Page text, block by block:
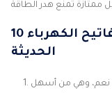
10 أسئلة شائعة حول ديكور مفاتيح الكهرباء
الحديثة
نعم، وهي من أسهل